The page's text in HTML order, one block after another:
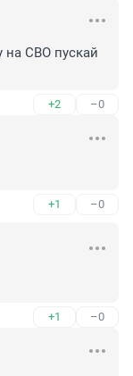
на СВО пускай
+2 –0
+1 –0
+1 –0